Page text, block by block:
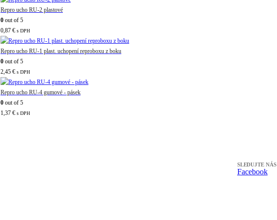
Repro ucho RU-2 plastové
0 out of 5
0,87 € s DPH
Repro ucho RU-1 plast. uchopení reproboxu z boku
0 out of 5
2,45 € s DPH
Repro ucho RU-4 gumové - pásek
0 out of 5
1,37 € s DPH
SLEDUJTE NÁS
Facebook